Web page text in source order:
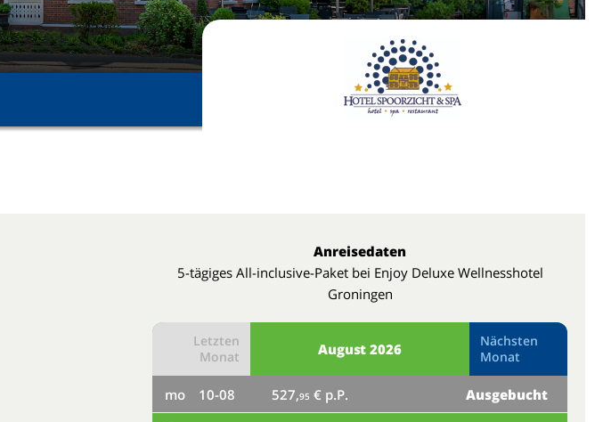
Anreisedaten
5-tägiges All-inclusive-Paket bei Enjoy Deluxe Wellnesshotel
Groningen
August 2026
Letzten
Monat
Nächsten
Monat
mo 10-08 527,95 € p.P. Ausgebucht